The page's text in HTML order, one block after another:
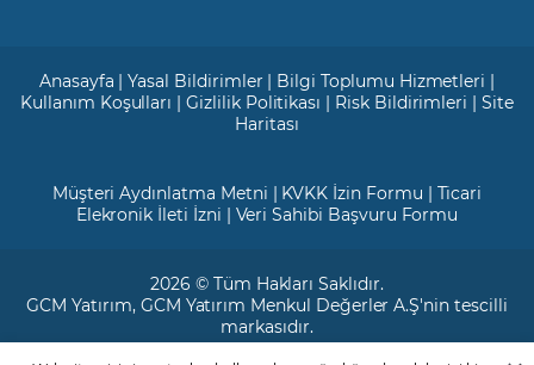
Anasayfa |Yasal Bildirimler | Bilgi Toplumu Hizmetleri |
Kullanım Koşulları |Gizlilik Politikası | Risk Bildirimleri |Site
Haritası
Müşteri Aydınlatma Metni | KVKK İzin Formu | Ticari
Elekronik İleti İzni | Veri Sahibi Başvuru Formu
2026 © Tüm Hakları Saklıdır.
GCM Yatırım, GCM Yatırım Menkul Değerler A.Ş'nin tescilli
markasıdır.